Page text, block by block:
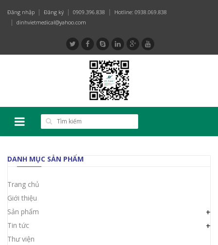
Đăng nhập Đăng ký 0909.396.838
Hotline: 0938.069.838
dinhvietmedical@yahoo.com
DANH MỤC SẢN PHẨM
Trang chủ
Giới thiệu
Sản phẩm
+
Tin tức +
Thư viện